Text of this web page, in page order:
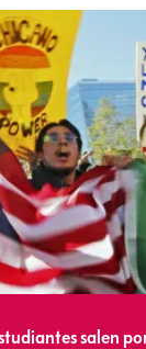
salen